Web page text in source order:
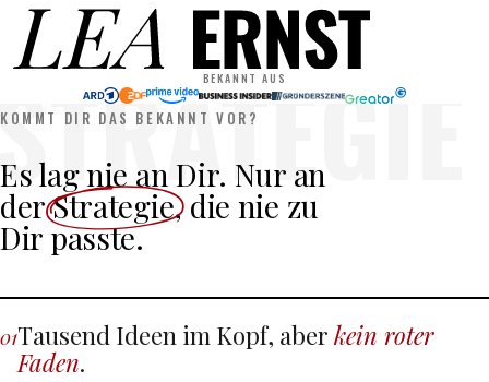
BEKANNT AUS
KOMMT DIR DAS BEKANNT VOR?
Es lag nie an Dir. Nur an
derStrategie, die nie zu
Dir passte.
01Tausend Ideen im Kopf, aber kein roter
Faden.